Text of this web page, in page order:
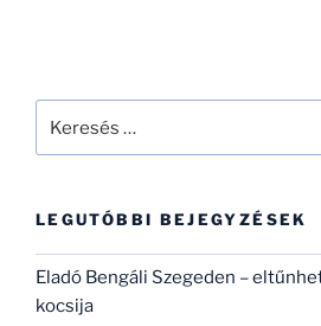
LEGUTÓBBI BEJEGYZÉSEK
Eladó Bengáli Szegeden –
kocsija